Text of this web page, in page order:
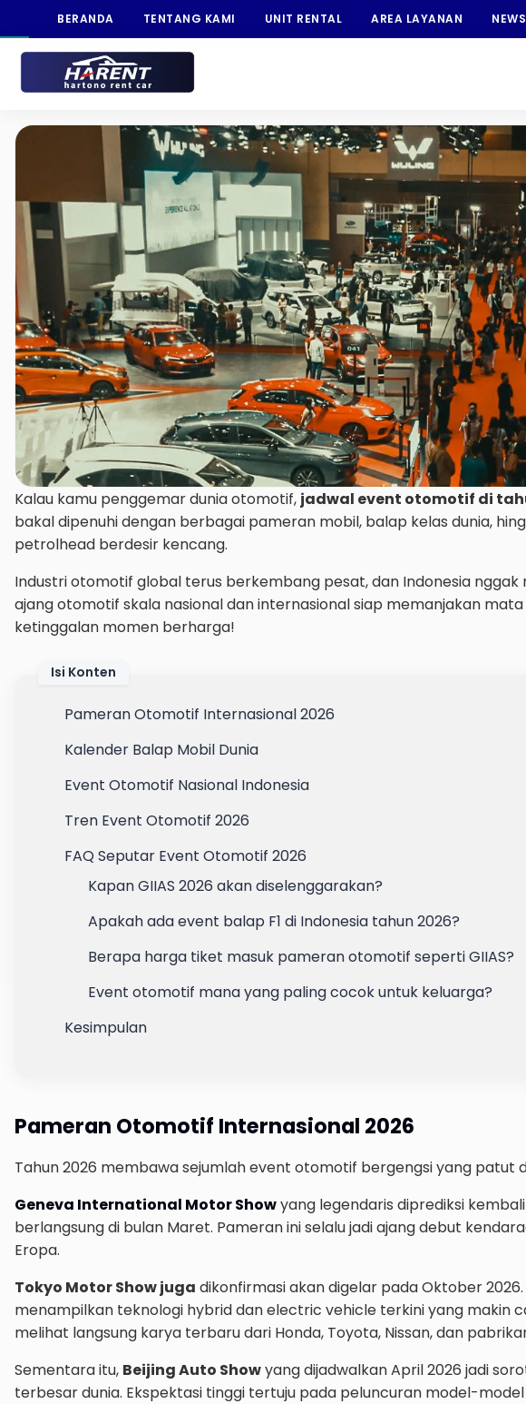
BERANDA TENTANG KAMI UNIT RENTAL AREA LAYANAN NEWS
Kalau kamu penggemar dunia otomotif, jadwal event otomotif di
bakal dipenuhi dengan berbagai pameran mobil, balap kelas dunia,
petrolhead berdesir kencang.
Industri otomotif global terus berkembang pesat, dan Indonesia
ajang otomotif skala nasional dan internasional siap memanjakan
ketinggalan momen berharga!
Isi Konten
Pameran Otomotif Internasional 2026
Kalender Balap Mobil Dunia
Event Otomotif Nasional Indonesia
Tren Event Otomotif 2026
FAQ Seputar Event Otomotif 2026
Kapan GIIAS 2026 akan diselenggarakan?
Apakah ada event balap F1 di Indonesia tahun 2026?
Berapa harga tiket masuk pameran otomotif seperti GIIAS?
Event otomotif mana yang paling cocok untuk keluarga?
Kesimpulan
Pameran Otomotif Internasional 2026
Tahun 2026 membawa sejumlah event otomotif bergengsi yang patut
Geneva International Motor Showyang legendaris diprediksi
berlangsung di bulan Maret. Pameran ini selalu jadi ajang debut
Eropa.
Tokyo Motor Show juga dikonfirmasi akan digelar pada Oktober
menampilkan teknologi hybrid dan electric vehicle terkini yang makin
melihat langsung karya terbaru dari Honda, Toyota, Nissan, dan
Sementara itu, Beijing Auto Showyang dijadwalkan April 2026 jadi
terbesar dunia. Ekspektasi tinggi tertuju pada peluncuran model-